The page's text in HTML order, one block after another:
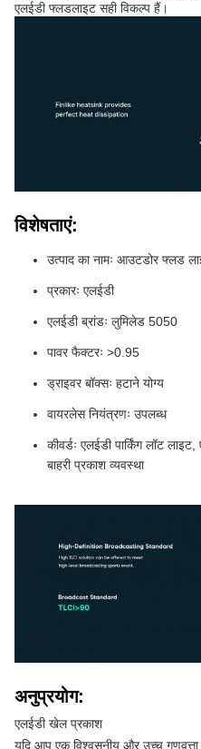
एलईडी फ्लडलाइट सही विकल्प हैं।
विशेषताएं:
उत्पाद का नामः आउटडोर फ्लड
प्रकारः एलईडी
एलईडी ब्रांडः लुमिलेड 5050
पावर फैक्टरः >0.95
ड्राइवर बॉक्सः हटाने योग्य
वायरलेस नियंत्रणः उपलब्ध
कीवर्डः एलईडी पार्किंग लॉट
बाहरी प्रकाश व्यवस्था
अनुप्रयोग:
एलईडी खेल प्रकाश
यदि आप एक विश्वसनीय और उच्च